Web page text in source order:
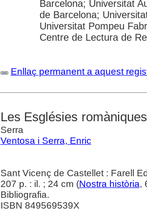
Barcelona; Universitat
de Barcelona;
Universitat Pompeu
Centre de Lectura de
Enllaç permanent a aquest
Les Esglésies
Serra
Ventosa i Serra, Enric
Sant Vicenç de Castellet : Farell
207 p. : il. ; 24 cm (Nostra història,
Bibliografia.
ISBN 849569539X